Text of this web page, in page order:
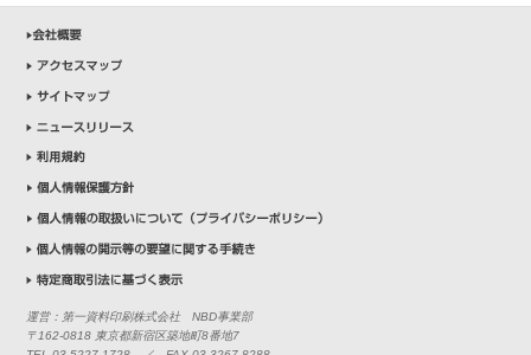
運営：第一資料印刷株式会社 NBD事業部
〒162-0818 東京都新宿区築地町8番地7